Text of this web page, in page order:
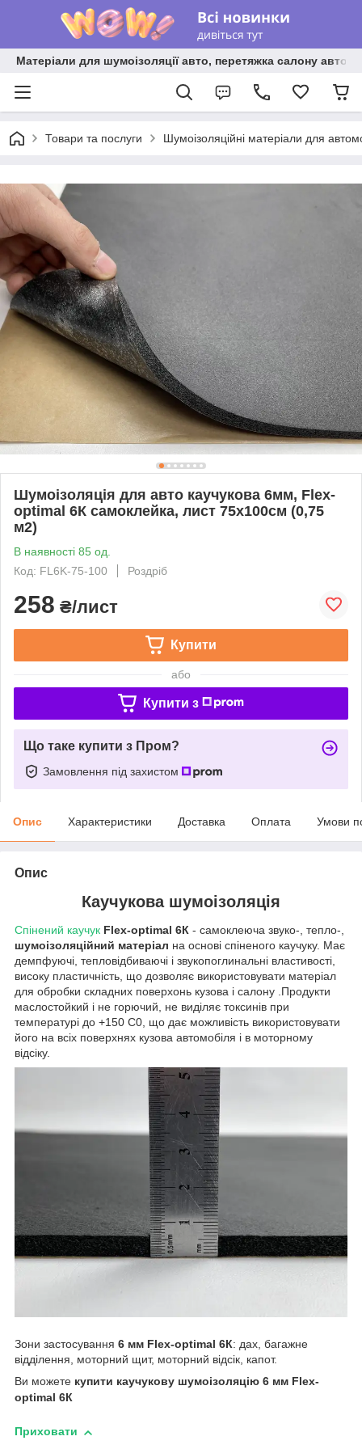
Матеріали для шумоізоляції авто, перетяжка салону авто
Товари та послуги Шумоізоляційні матеріали для
Шумоізоляція для авто каучукова 6мм, Flex-
optimal 6К самоклейка, лист 75х100см (0,75
м2)
В наявності 85 од.
Код: FL6K-75-100
Роздріб
258 ₴/лист
Купити
або
Купити з
Що таке купити з Пром?
Замовлення під захистом
Опис Характеристики Доставка Оплата Умови
Опис
Каучукова шумоізоляція
Спінений каучук Flex-optimal 6К - самоклеюча звуко-, тепло-,
шумоізоляційний матеріал на основі спіненого каучуку. Має
демпфуючі, тепловідбиваючі і звукопоглинальні властивості,
високу пластичність, що дозволяє використовувати матеріал
для обробки складних поверхонь кузова і салону .Продукти
маслостойкий і не горючий, не виділяє токсинів при
температурі до +150 С0, що дає можливість використовувати
його на всіх поверхнях кузова автомобіля і в моторному
відсіку.
Зони застосування 6 мм Flex-optimal 6К: дах, багажне
відділення, моторний щит, моторний відсік, капот.
Ви можете купити каучукову шумоізоляцію 6 мм Flex-
optimal 6К
Приховати